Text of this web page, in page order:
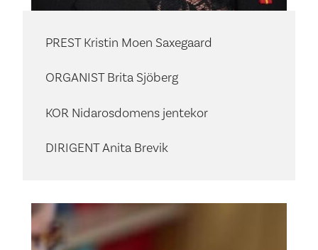
PREST Kristin Moen Saxegaard
ORGANIST Brita Sjöberg
KOR Nidarosdomens jentekor
DIRIGENT Anita Brevik